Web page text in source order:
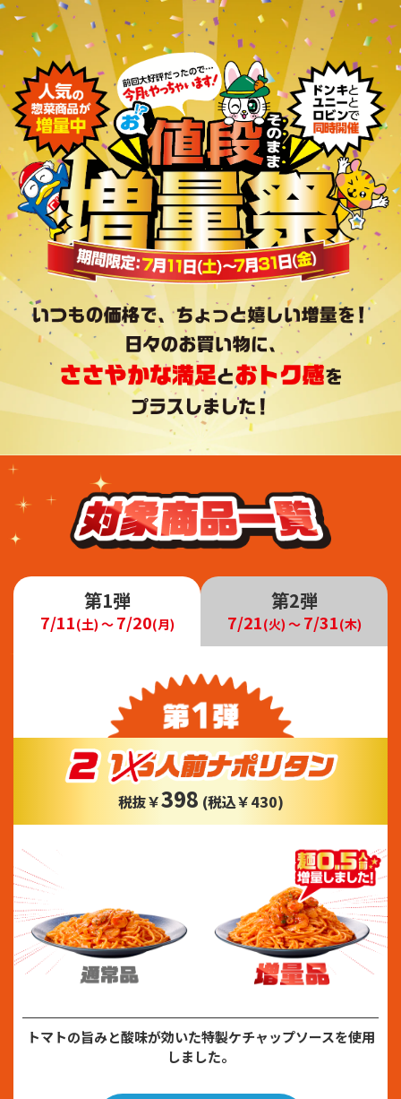
第1弾
7/11(土) 〜 7/20(月)
第2弾
7/21(火) 〜 7/31(木)
税抜￥398 (税込￥430)
トマトの旨みと酸味が効いた特製ケチャップソースを使用
しました。